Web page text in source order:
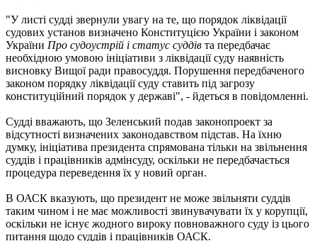
"У листі судді звернули увагу на те, що порядок ліквідації
судових установ визначено Конституцією України і законом
України Про судоустрій і статус суддів та передбачає
необхідною умовою ініціативи з ліквідації суду наявність
висновку Вищої ради правосуддя. Порушення передбаченого
законом порядку ліквідації суду ставить під загрозу
конституційний порядок у державі", - йдеться в повідомленні.
Судді вважають, що Зеленський подав законопроект за
відсутності визначених законодавством підстав. На їхню
думку, ініціатива президента спрямована тільки на звільнення
суддів і працівників адмінсуду, оскільки не передбачається
процедура переведення їх у новий орган.
В ОАСК вказують, що президент не може звільняти суддів
таким чином і не має можливості звинувачувати їх у корупції,
оскільки не існує жодного вироку повноважного суду із цього
питання щодо суддів і працівників ОАСК.